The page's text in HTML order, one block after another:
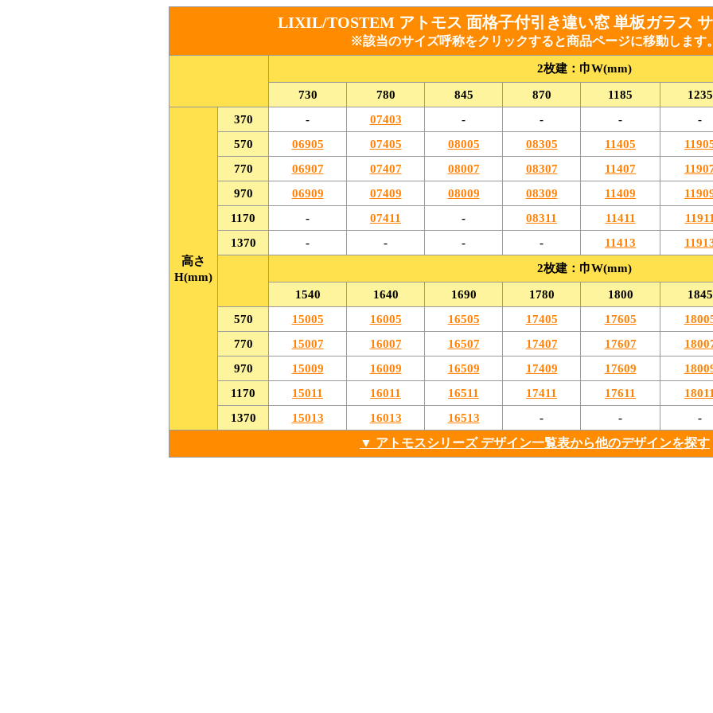
LIXIL/TOSTEM アトモス 面格子付引き違い窓 単板ガラス
※該当のサイズ呼称をクリックすると商品ページに移動します。
2枚建：巾W(mm)
730
780 845 870 1185 1235
高さ
H(mm)
370 - 07403 - - - -
570
06905 07405 08005 08305 11405
770
06907 07407 08007 08307 11407
970
06909 07409 08009 08309 11409
1170
- 07411 - 08311 11411 11911
1370
- - - - 11413
2枚建：巾W(mm)
1540
1640 1690 1780 1800 1845
570
15005 16005 16505 17405 17605
770
15007 16007 16507 17407 17607
970
15009 16009 16509 17409 17609
1170
15011 16011 16511 17411 17611 18011
1370
15013 16013 16513 - - -
▼ アトモスシリーズ デザイン一覧表から他のデザインを探す